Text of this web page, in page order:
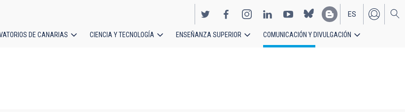
EN
ES
DE CANARIAS CIENCIA Y TECNOLOGÍA ENSEÑANZA SUPERIOR COMUNICACIÓN Y DIVULGACIÓN